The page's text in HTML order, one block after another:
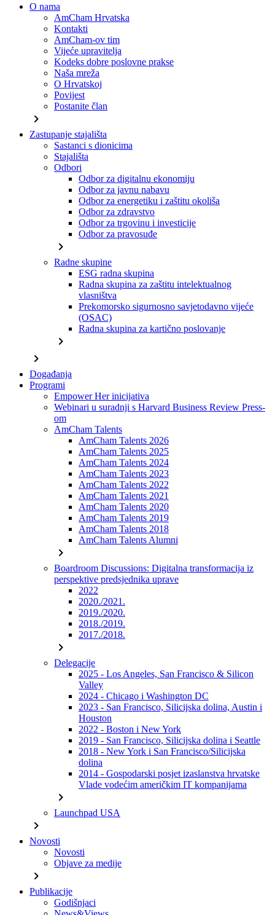
O nama
AmCham Hrvatska
Kontakti
AmCham-ov tim
Vijeće upravitelja
Kodeks dobre poslovne prakse
Naša mreža
O Hrvatskoj
Povijest
Postanite član
chevron_right
Zastupanje stajališta
Sastanci s dionicima
Stajališta
Odbori
Odbor za digitalnu ekonomiju
Odbor za javnu nabavu
Odbor za energetiku i zaštitu okoliša
Odbor za zdravstvo
Odbor za trgovinu i investicije
Odbor za pravosuđe
chevron_right
Radne skupine
ESG radna skupina
Radna skupina za zaštitu intelektualnog
vlasništva
Prekomorsko sigurnosno savjetodavno vijeće
(OSAC)
Radna skupina za kartično poslovanje
chevron_right
chevron_right
Događanja
Programi
Empower Her inicijativa
Webinari u suradnji s Harvard Business Review Press-
om
AmCham Talents
AmCham Talents 2026
AmCham Talents 2025
AmCham Talents 2024
AmCham Talents 2023
AmCham Talents 2022
AmCham Talents 2021
AmCham Talents 2020
AmCham Talents 2019
AmCham Talents 2018
AmCham Talents Alumni
chevron_right
Boardroom Discussions: Digitalna transformacija iz
perspektive predsjednika uprave
2022
2020./2021.
2019./2020.
2018./2019.
2017./2018.
chevron_right
Delegacije
2025 - Los Angeles, San Francisco & Silicon
Valley
2024 - Chicago i Washington DC
2023 - San Francisco, Silicijska dolina, Austin i
Houston
2022 - Boston i New York
2019 - San Francisco, Silicijska dolina i Seattle
2018 - New York i San Francisco/Silicijska
dolina
2014 - Gospodarski posjet izaslanstva hrvatske
Vlade vodećim američkim IT kompanijama
chevron_right
Launchpad USA
chevron_right
Novosti
Novosti
Objave za medije
chevron_right
Publikacije
Godišnjaci